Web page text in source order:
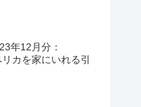
年12月分：
カを家にいれる引